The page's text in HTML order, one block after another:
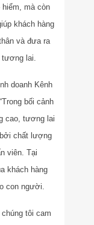
mà còn
khách hàng
và đưa ra
tương lai.
doanh Kênh
bối cảnh
cao, tương lai
chất lượng
viên. Tại
khách hàng
con người.
chúng tôi cam